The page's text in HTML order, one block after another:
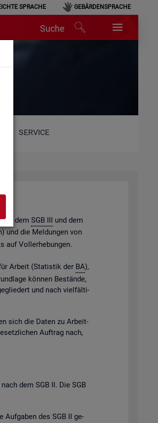
SPRACHE GEBÄRDENSPRACHE
Suche
SERVICE
dem SGB III und dem
und die Mel­dun­gen von
auf Vol­l­er­he­bun­gen.
Ar­beit (Sta­tis­tik der BA),
kön­nen Be­stän­de,
und nach viel­fäl­ti­
sich die Daten zu Ar­beit­
Auf­trag nach,
dem SGB II. Die SGB
Auf­ga­ben des SGB II ge­